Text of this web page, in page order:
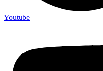
Youtube